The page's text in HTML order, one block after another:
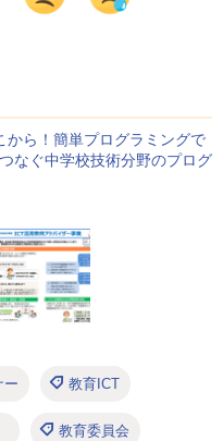
から！簡単プログラミングで
なぐ中学校技術分野のプログ
ー 教育ICT
教育委員会